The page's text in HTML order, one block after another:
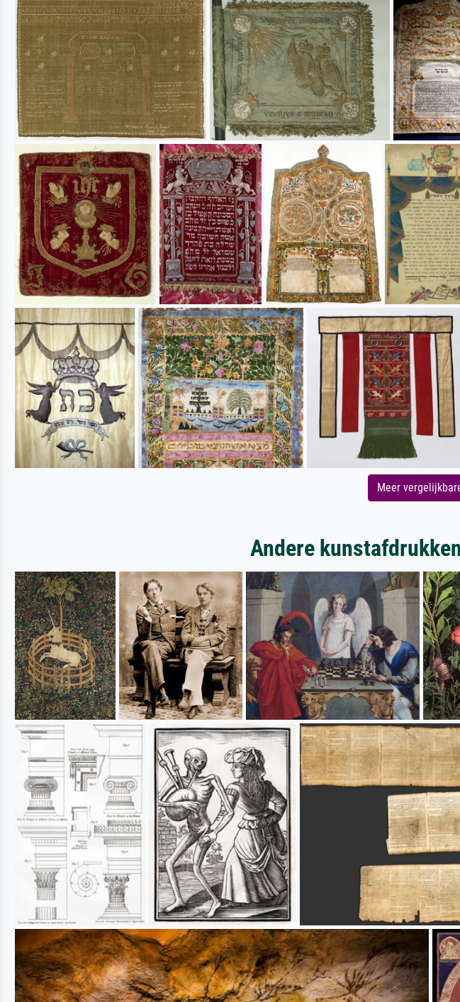
Meer
Andere